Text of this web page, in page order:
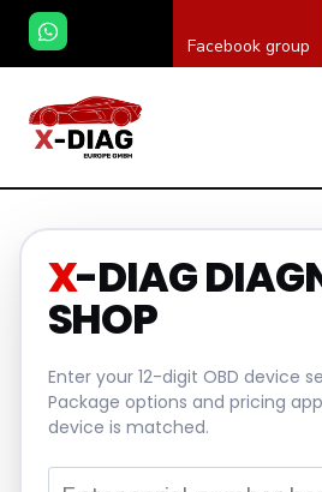
Přeskočit
Facebook group
X-DIAG
SHOP
Enter your 12-digit OBD device
Package options and pricing
device is matched.